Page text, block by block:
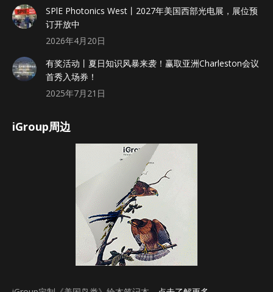
SPlE Photonics West丨2027年美国西部光电展，展位预
订开放中
2026年4月20日
有奖活动丨夏日知识风暴来袭！赢取亚洲Charleston会议
首秀入场券！
2025年7月21日
iGroup周边